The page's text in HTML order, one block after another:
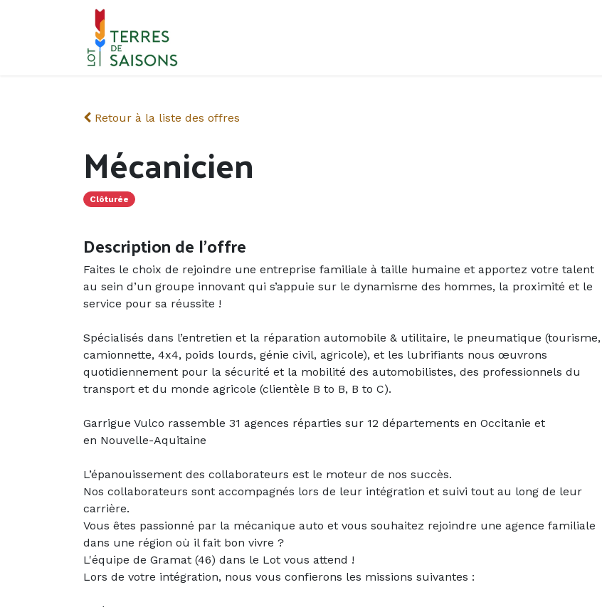
Se rendre au contenu
Retour à la liste des offres
Mécanicien
Clôturée
Description de l'offre
Faites le choix de rejoindre une entreprise familiale à taille humaine et apportez votre talent
au sein d’un groupe innovant qui s’appuie sur le dynamisme des hommes, la proximité et le
service pour sa réussite !
Spécialisés dans l’entretien et la réparation automobile & utilitaire, le pneumatique (tourisme,
camionnette, 4x4, poids lourds, génie civil, agricole), et les lubrifiants nous œuvrons
quotidiennement pour la sécurité et la mobilité des automobilistes, des professionnels du
transport et du monde agricole (clientèle B to B, B to C).
Garrigue Vulco rassemble 31 agences réparties sur 12 départements en Occitanie et
en Nouvelle-Aquitaine
L’épanouissement des collaborateurs est le moteur de nos succès.
Nos collaborateurs sont accompagnés lors de leur intégration et suivi tout au long de leur
carrière.
Vous êtes passionné par la mécanique auto et vous souhaitez rejoindre une agence familiale
dans une région où il fait bon vivre ?
L'équipe de Gramat (46) dans le Lot vous attend !
Lors de votre intégration, nous vous confierons les missions suivantes :